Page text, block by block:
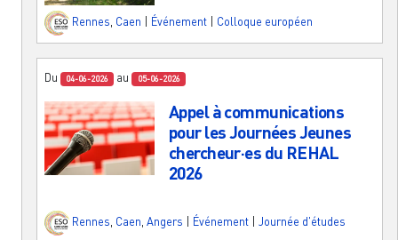
Rennes, Caen Événement Colloque européen
Du 04-06-2026 au 05-06-2026
Appel à communications
pour les Journées Jeunes
chercheur·es du REHAL
2026
Rennes Caen Angers Événement Journée d'études